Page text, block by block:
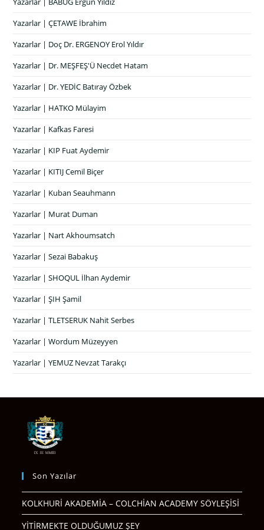
Yazarlar | ÇETAWE İbrahim
Yazarlar | Doç Dr. ERGENOY Erol Yıldır
Yazarlar | Dr. MEŞFEŞ'Ü Necdet Hatam
Yazarlar | Dr. YEDİC Batıray Özbek
Yazarlar | HATKO Mülayim
Yazarlar | Kafkas Faresi
Yazarlar | KIP Fuat Aydemir
Yazarlar | KITIJ Cemil Biçer
Yazarlar | Kuban Seauhmann
Yazarlar | Murat Duman
Yazarlar | Nart Akhoumsatch
Yazarlar | Sezai Babakuş
Yazarlar | SHOQUL İlhan Aydemir
Yazarlar | ŞIH Şamil
Yazarlar | TLETSERUK Nahit Serbes
Yazarlar | Wordum Müzeyyen
Yazarlar | YEMUZ Nevzat Tarakçı
Son Yazılar
KOLKHURİ AKADEMİA – COLCHİAN ACADEMY SÖYLEŞİSİ
YİTİRMEKTE OLDUĞUMUZ ŞEY